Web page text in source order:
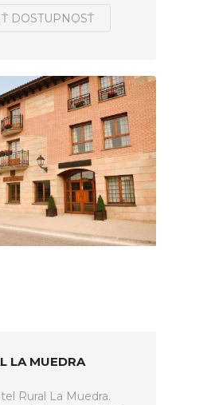
DOSTUPNOSŤ
LA MUEDRA
Rural La Muedra.